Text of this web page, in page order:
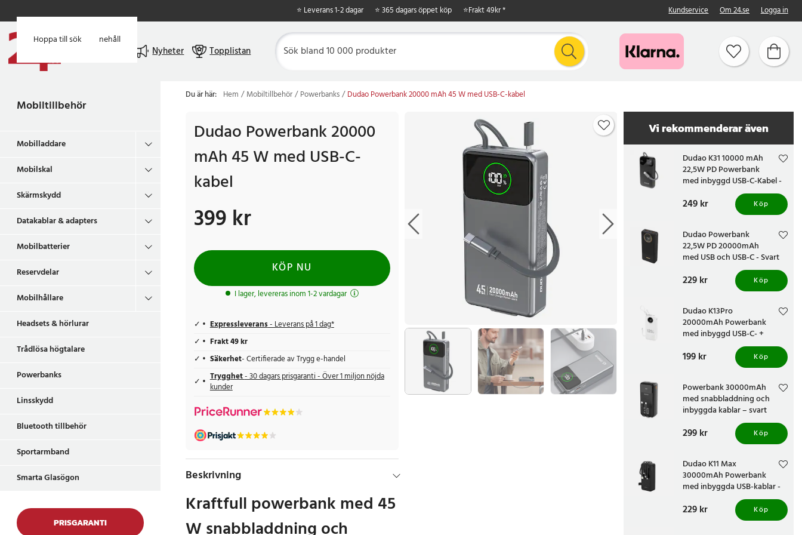
Hoppa till huvudinnehåll
Hoppa till sök
⭐ Leverans 1-2 dagar ⭐ 365 dagars öppet köp ⭐Frakt 49kr * Kundservice Om 24.se Logga in
Nyheter Topplistan
Mobiltillbehör
Mobilladdare
Mobilskal
Skärmskydd
Datakablar & adapters
Mobilbatterier
Reservdelar
Mobilhållare
Headsets & hörlurar
Trådlösa högtalare
Powerbanks
Linsskydd
Bluetooth tillbehör
Sportarmband
Smarta Glasögon
PRISGARANTI
Du är här: Hem Mobiltillbehör Powerbanks Dudao Powerbank 20000 mAh 45 W med USB-C-kabel
Dudao Powerbank 20000
mAh 45 W med USB-C-
kabel
Pris:399 kr
399 kr
KÖP NU
I lager, levereras inom 1-2 vardagar
Expressleverans- Leverans på 1 dag*
Frakt 49 kr
Säkerhet- Certifierade av Trygg e-handel
Trygghet- 30 dagars prisgaranti - Över 1 miljon nöjda
kunder
Beskrivning
Kraftfull powerbank med 45
W snabbladdning och
Vi rekommenderar även
Dudao K31 10000 mAh
22,5W PD Powerbank
med inbyggd USB-C-Kabel -
Pris:249 kr
249 kr Köp
Dudao Powerbank
22,5W PD 20000mAh
med USB och USB-C - Svart
Pris:229 kr
229 kr Köp
Dudao K13Pro
20000mAh Powerbank
med inbyggd USB-C- +
Lightningkabel - Vit
Pris :199 kr
199 kr Köp
Powerbank 30000mAh
med snabbladdning och
inbyggda kablar – svart
Pris:299 kr
299 kr Köp
Dudao K11 Max
30000mAh Powerbank
med inbyggda USB-kablar -
Pris:229 kr
229 kr Köp